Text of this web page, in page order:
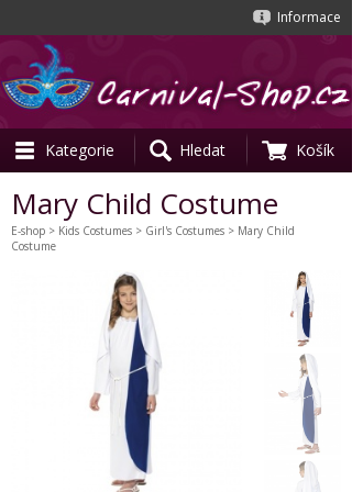
Informace
Kategorie Hledat Košík
Mary Child Costume
E-shop > Kids Costumes > Girl's Costumes > Mary Child
Costume